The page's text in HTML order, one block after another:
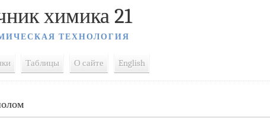
химика 21
ТЕХНОЛОГИЯ
Таблицы О сайте English